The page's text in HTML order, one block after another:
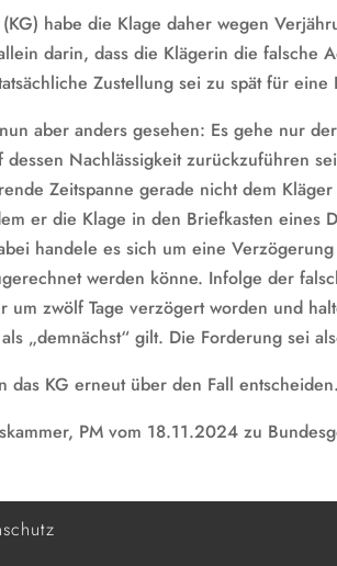
habe die Klage daher wegen
darin, dass die Klägerin die falsche
Zustellung sei zu spät für
aber anders gesehen: Es gehe nur
dessen Nachlässigkeit zurückzuführen
Zeitspanne gerade nicht dem
er die Klage in den Briefkasten eines
handele es sich um eine
werden könne. Infolge der
um zwölf Tage verzögert worden und
„demnächst“ gilt. Die Forderung sei
das KG erneut über den Fall entscheiden.
PM vom 18.11.2024 zu